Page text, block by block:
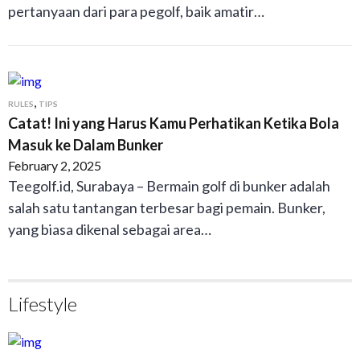
pertanyaan dari para pegolf, baik amatir…
RULES TIPS
Catat! Ini yang Harus Kamu Perhatikan Ketika Bola
Masuk ke Dalam Bunker
February 2, 2025
Teegolf.id, Surabaya – Bermain golf di bunker adalah
salah satu tantangan terbesar bagi pemain. Bunker,
yang biasa dikenal sebagai area…
Lifestyle